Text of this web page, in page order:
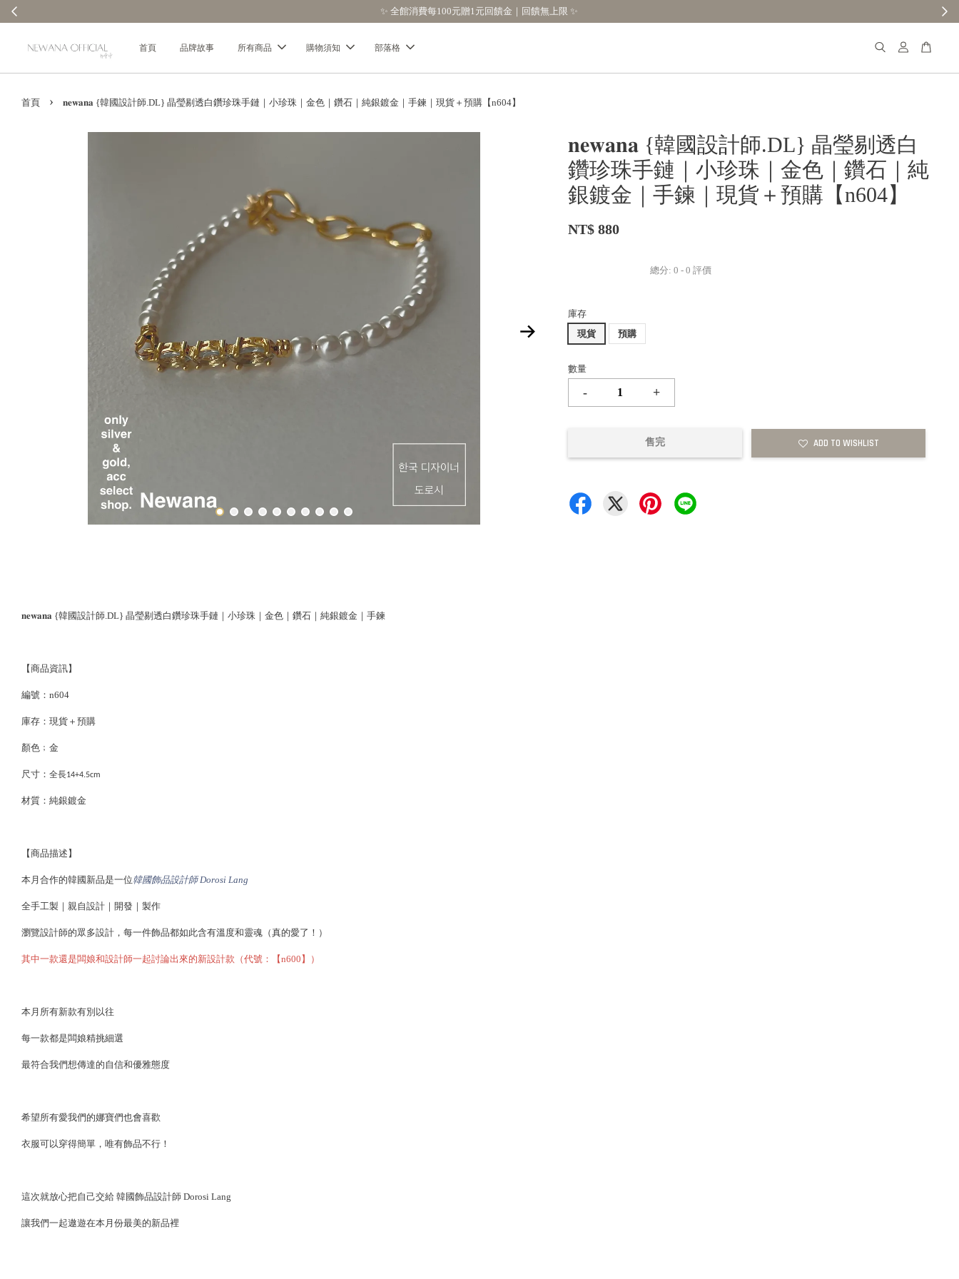
【分享購物評價💬】贈$30元購物金
首頁 品牌故事 所有商品 購物須知 部落格
首頁 › 𝐧𝐞𝐰𝐚𝐧𝐚 {韓國設計師.DL} 晶瑩剔透白鑽珍珠手鏈｜小珍珠｜金色｜鑽石｜純銀鍍金｜手鍊｜現貨＋預購【n604】
𝐧𝐞𝐰𝐚𝐧𝐚 {韓國設計師.DL} 晶瑩剔透白
鑽珍珠手鏈｜小珍珠｜金色｜鑽石｜純
銀鍍金｜手鍊｜現貨＋預購【n604】
NT$ 880
總分:0 -0 評價
庫存
現貨
預購
數量
- +
售完 ADD TO WISHLIST
𝐧𝐞𝐰𝐚𝐧𝐚 {韓國設計師.DL} 晶瑩剔透白鑽珍珠手鏈｜小珍珠｜金色｜鑽石｜純銀鍍金｜手鍊
【商品資訊】
編號：n604
庫存：現貨＋預購
顏色﹔金
尺寸： 全長14+4.5cm
材質： 純銀鍍金
【商品描述】
本月合作的韓國新品是一位韓國飾品設計師 Dorosi Lang
全手工製｜親自設計｜開發｜製作
瀏覽設計師的眾多設計，每一件飾品都如此含有溫度和靈魂（真的愛了！）
其中一款還是闆娘和設計師一起討論出來的新設計款（代號：【n600】）
本月所有新款有別以往
每一款都是闆娘精挑細選
最符合我們想傳達的自信和優雅態度
希望所有愛我們的娜寶們也會喜歡
衣服可以穿得簡單，唯有飾品不行！
這次就放心把自己交給 韓國飾品設計師 Dorosi Lang
讓我們一起遨遊在本月份最美的新品裡